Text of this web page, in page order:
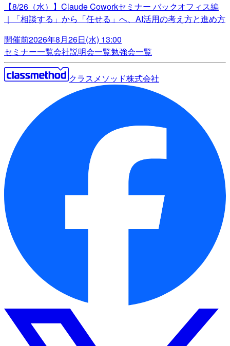
【8/26（水）】Claude Coworkセミナー バックオフィス編
｜「相談する」から「任せる」へ、AI活用の考え方と進め方
開催前2026年8月26日(水) 13:00
セミナー一覧会社説明会一覧勉強会一覧
クラスメソッド株式会社